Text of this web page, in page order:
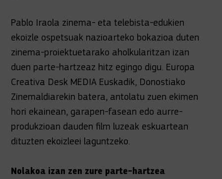
Pablo Iraola zinema- eta telebista-edukien
ekoizle ospetsuak nazioarteko bokazioa duten
zinema-proiektuetarako aholkularitzan izan
duen parte-hartzeaz hitz egingo digu. Europa
Creativa Desk MEDIA Euskadik, Donostiako
Zinemaldiarekin batera, antolatu zuen ekimen
hori ekainean, garapen-fasean edo aurre-
produkzioan dauden film luzeak eskuartean
dituzten ekoizleei laguntzeko.
Nolakoa izan zen zure parte-hartzea